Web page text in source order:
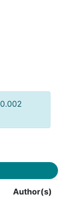
Author(s)